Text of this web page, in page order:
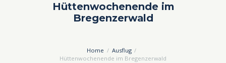
Hüttenwochenende im
Bregenzerwald
Home
Ausflug
Hüttenwochenende im Bregenzerwald